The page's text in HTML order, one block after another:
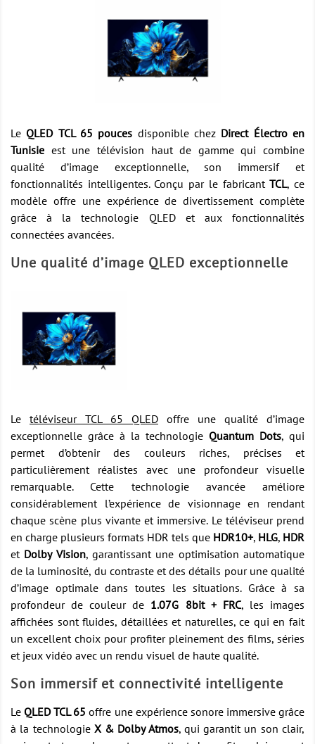
Le QLED TCL 65 pouces disponible chez Direct Électro en
Tunisie est une télévision haut de gamme qui combine
qualité d’image exceptionnelle, son immersif et
fonctionnalités intelligentes. Conçu par le fabricantTCL, ce
modèle offre une expérience de divertissement complète
grâce à la technologie QLED et aux fonctionnalités
connectées avancées.
Une qualité d’image QLED exceptionnelle
Le téléviseur TCL 65 QLED offre une qualité d’image
exceptionnelle grâce à la technologie Quantum Dots, qui
permet d’obtenir des couleurs riches, précises et
particulièrement réalistes avec une profondeur visuelle
remarquable. Cette technologie avancée améliore
considérablement l’expérience de visionnage en rendant
chaque scène plus vivante et immersive. Le téléviseur prend
en charge plusieurs formats HDR tels que HDR10+, HLG, HDR
et Dolby Vision, garantissant une optimisation automatique
de la luminosité, du contraste et des détails pour une qualité
d’image optimale dans toutes les situations. Grâce à sa
profondeur de couleur de 1.07G 8bit + FRC, les images
affichées sont fluides, détaillées et naturelles, ce qui en fait
un excellent choix pour profiter pleinement des films, séries
et jeux vidéo avec un rendu visuel de haute qualité.
Son immersif et connectivité intelligente
Le QLED TCL 65 offre une expérience sonore immersive grâce
à la technologie X & Dolby Atmos, qui garantit un son clair,